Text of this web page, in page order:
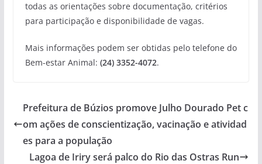
todas as orientações sobre documentação, critérios
para participação e disponibilidade de vagas.
Mais informações podem ser obtidas pelo telefone do
Bem-estar Animal: (24) 3352-4072.
Prefeitura de Búzios promove Julho Dourado Pet c
om ações de conscientização, vacinação e atividad
es para a população
Lagoa de Iriry será palco do Rio das Ostras Run